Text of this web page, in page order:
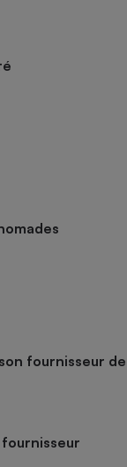
fournisseur de